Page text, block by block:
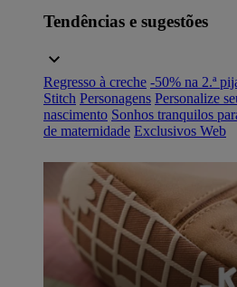
Tendências e sugestões
Regresso à creche -50% na 2.ª
Stitch Personagens Personalize
nascimento Sonhos tranquilos
de maternidade Exclusivos Web